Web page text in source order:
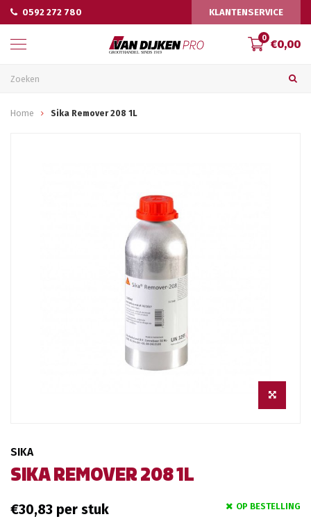
0592 272 780 KLANTENSERVICE
0 €0,00
Home Sika Remover 208 1L
SIKA REMOVER 208 1L
SIKA
€30,83 OP BESTELLING